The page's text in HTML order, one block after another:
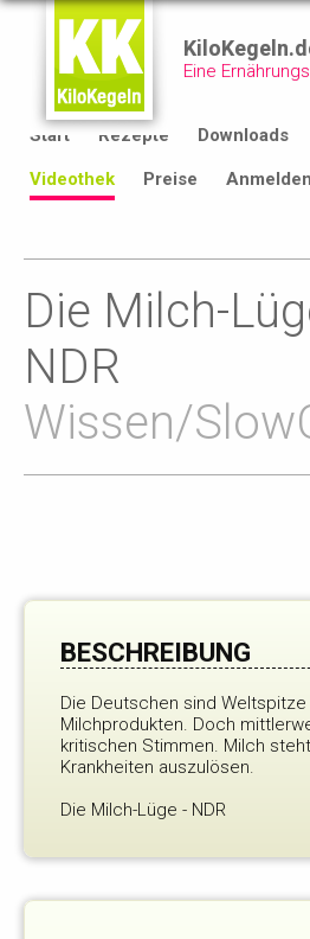
Eine
Start Rezepte Downloads
Videothek Preise Anmelden
Die Milch-
NDR
Wissen/
BESCHREIBUNG
Die Deutschen sind
Milchprodukten. Doch
kritischen Stimmen. Milch
Krankheiten auszulösen.
Die Milch-Lüge - NDR